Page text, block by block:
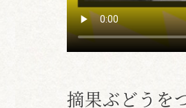
摘果ぶどうを